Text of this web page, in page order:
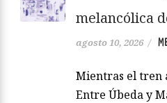
melancólica
agosto 10, 2026 /
Mientras el tren
Entre Úbeda y